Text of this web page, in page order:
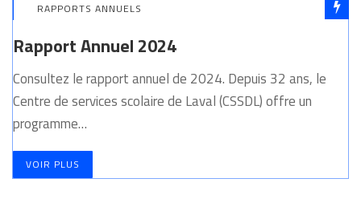
RAPPORTS ANNUELS
Rapport Annuel 2024
Consultez le rapport annuel de 2024. Depuis 32 ans, le
Centre de services scolaire de Laval (CSSDL) offre un
programme…
VOIR PLUS